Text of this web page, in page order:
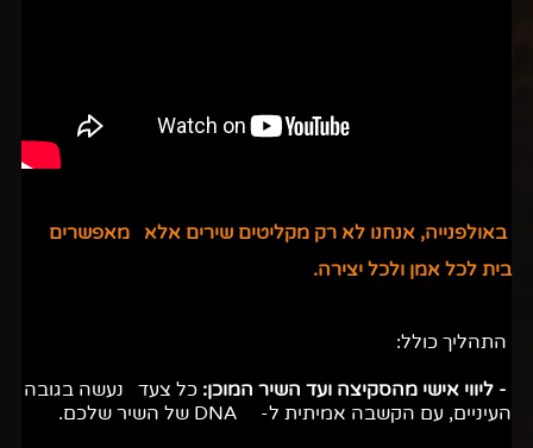
באולפנייה, אנחנו לא רק מקליטים שירים אלא מאפשרים
בית לכל אמן ולכל יצירה.
התהליך כולל:
- ליווי אישי מהסקיצה ועד השיר המוכן: כל צעד נעשה בגובה
העיניים, עם הקשבה אמיתית ל- DNA של השיר שלכם.